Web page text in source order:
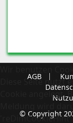
AGB
© Copyright
Diese Seite nutzt
Cookie angelegt.
Meldung wird